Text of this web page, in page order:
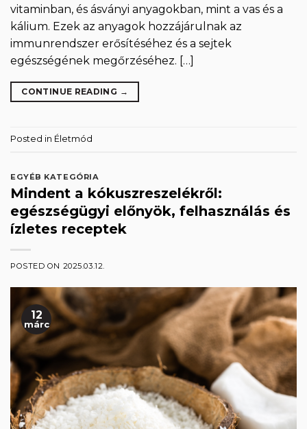
vitaminban, és ásványi anyagokban, mint a vas és a
kálium. Ezek az anyagok hozzájárulnak az
immunrendszer erősítéséhez és a sejtek
egészségének megőrzéséhez. […]
CONTINUE READING →
Posted in Életmód
EGYÉB KATEGÓRIA
Mindent a kókuszreszelékről:
egészségügyi előnyök, felhasználás és
ízletes receptek
POSTED ON 2025.03.12.
12
márc